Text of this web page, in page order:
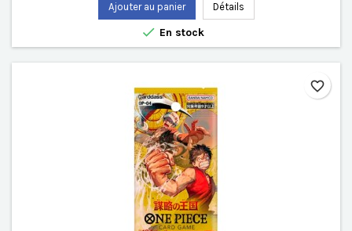
Ajouter au panier Détails
 En stock
favorite_border